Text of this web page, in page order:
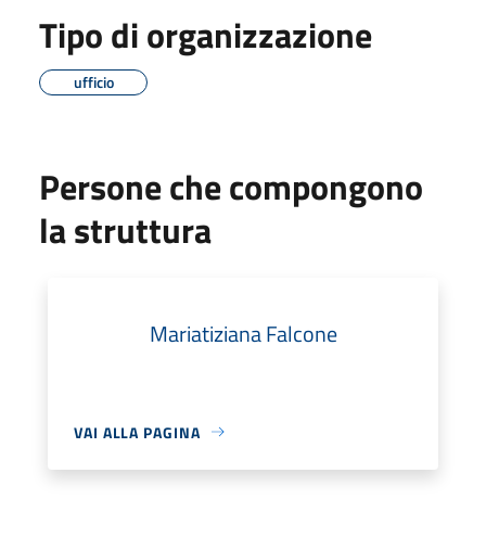
Tipo di organizzazione
ufficio
Persone che compongono
la struttura
Mariatiziana Falcone
VAI ALLA PAGINA